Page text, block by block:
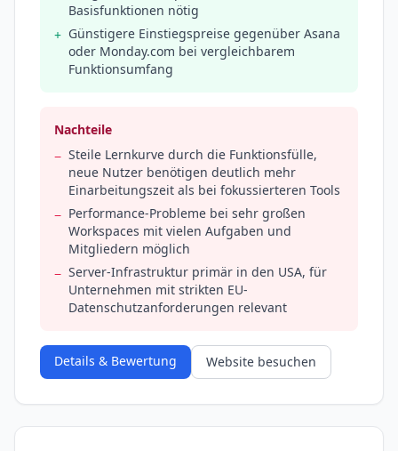
Basisfunktionen nötig
+ Günstigere Einstiegspreise gegenüber Asana
oder Monday.com bei vergleichbarem
Funktionsumfang
Nachteile
− Steile Lernkurve durch die Funktionsfülle,
neue Nutzer benötigen deutlich mehr
Einarbeitungszeit als bei fokussierteren Tools
− Performance-Probleme bei sehr großen
Workspaces mit vielen Aufgaben und
Mitgliedern möglich
− Server-Infrastruktur primär in den USA, für
Unternehmen mit strikten EU-
Datenschutzanforderungen relevant
Details & Bewertung Website besuchen